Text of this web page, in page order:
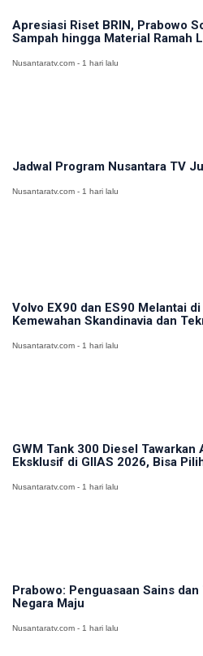
Apresiasi Riset BRIN, Prabowo
Sampah hingga Material Ramah
Nusantaratv.com - 1 hari lalu
Jadwal Program Nusantara TV
Nusantaratv.com - 1 hari lalu
Volvo EX90 dan ES90 Melantai
Kemewahan Skandinavia dan
Nusantaratv.com - 1 hari lalu
GWM Tank 300 Diesel Tawarkan
Eksklusif di GIIAS 2026, Bisa
Nusantaratv.com - 1 hari lalu
Prabowo: Penguasaan Sains
Negara Maju
Nusantaratv.com - 1 hari lalu